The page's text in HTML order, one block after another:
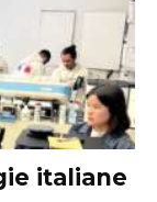
italiane